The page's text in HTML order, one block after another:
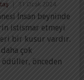
31 Ocak 2024
İnsan beyninde
istismar etmeyi
bir kusur vardır.
çok
ödüller, önceden